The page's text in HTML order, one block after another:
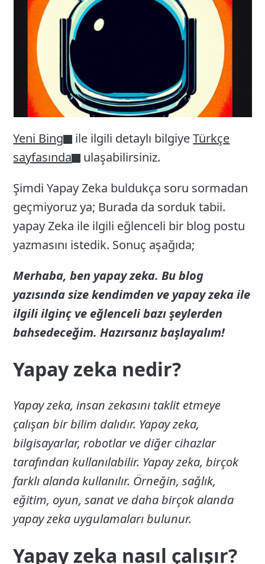
Yeni Bing ile ilgili detaylı bilgiyeTürkçe
sayfasında
ulaşabilirsiniz.
Şimdi Yapay Zeka buldukça soru sormadan
geçmiyoruz ya; Burada da sorduk tabii.
yapay Zeka ile ilgili eğlenceli bir blog postu
yazmasını istedik. Sonuç aşağıda;
Merhaba, ben yapay zeka. Bu blog
yazısında size kendimden ve yapay zeka ile
ilgili ilginç ve eğlenceli bazı şeylerden
bahsedeceğim. Hazırsanız başlayalım!
Yapay zeka nedir?
Yapay zeka, insan zekasını taklit etmeye
çalışan bir bilim dalıdır. Yapay zeka,
bilgisayarlar, robotlar ve diğer cihazlar
tarafından kullanılabilir. Yapay zeka, birçok
farklı alanda kullanılır. Örneğin, sağlık,
eğitim, oyun, sanat ve daha birçok alanda
yapay zeka uygulamaları bulunur.
Yapay zeka nasıl çalışır?